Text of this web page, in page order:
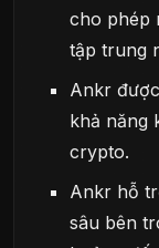
cho phép
tập trung
Ankr
khả năng
crypto.
Ankr hỗ
sâu bên